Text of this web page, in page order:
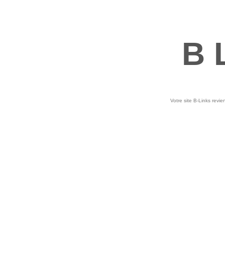
B
Votre site B-Links